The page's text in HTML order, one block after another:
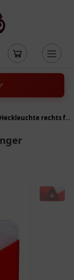
Heckleuchte rechts für Anhänger Multipoint V Aspöck